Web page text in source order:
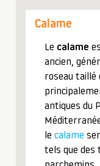
Calame
Le calame
ancien,
roseau taillé
antiques du
le calame
tels que des